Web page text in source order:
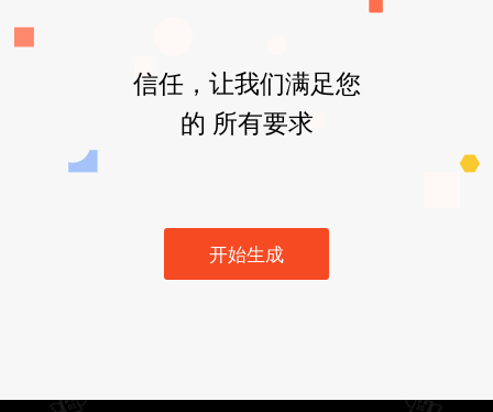
信任，让我们满足您
的 所有要求
开始生成